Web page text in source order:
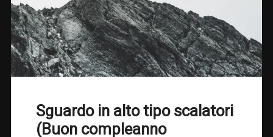
Sguardo in alto tipo scalatori
(Buon compleanno